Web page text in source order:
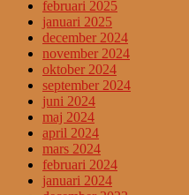
februari 2025
januari 2025
december 2024
november 2024
oktober 2024
september 2024
juni 2024
maj 2024
april 2024
mars 2024
februari 2024
januari 2024